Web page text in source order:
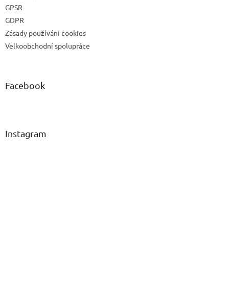
GPSR
GDPR
Zásady používání cookies
Velkoobchodní spolupráce
Facebook
Instagram